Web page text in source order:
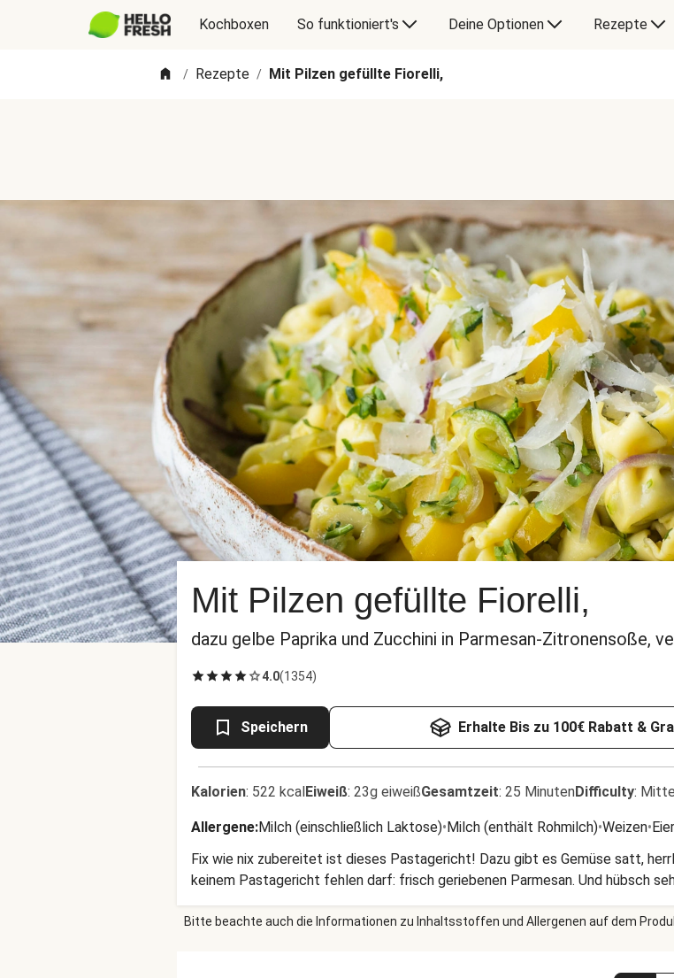
Kochboxen So funktioniert's Deine Optionen Rezepte
/ Rezepte / Mit Pilzen gefüllte Fiorelli,
Mit Pilzen gefüllte Fiorelli,
dazu gelbe Paprika und Zucchini in Parmesan-Zitronensoße,
4.0(1354)
Speichern Erhalte Bis zu 100€ Rabatt &
Kalorien: 522 kcalEiweiß: 23g eiweißGesamtzeit: 25 MinutenDifficulty:
Allergene:Milch (einschließlich Laktose)•Milch (enthält Rohmilch)•Weizen•Eier
Fix wie nix zubereitet ist dieses Pastagericht! Dazu gibt es Gemüse satt,
keinem Pastagericht fehlen darf: frisch geriebenen Parmesan. Und hübsch
Bitte beachte auch die Informationen zu Inhaltsstoffen und Allergenen auf dem